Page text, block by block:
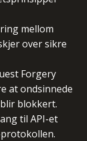
mellom
over sikre
Forgery
at ondsinnede
blokkert.
til API-et